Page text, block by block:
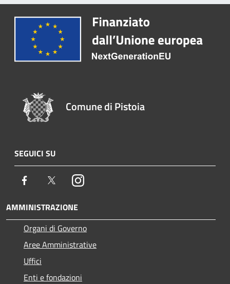
Comune di Pistoia
SEGUICI SU
Facebook TwitterInstagram
AMMINISTRAZIONE
Organi di Governo
Aree Amministrative
Uffici
Enti e fondazioni